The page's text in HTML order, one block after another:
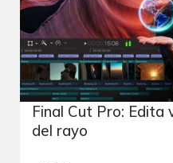
Final Cut Pro: Edita
del rayo